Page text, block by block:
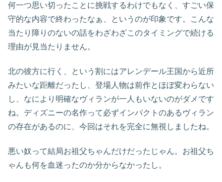
何一つ思い切ったことに挑戦するわけでもなく、すごい保
守的な内容で終わったなぁ、というのが印象です。こんな
当たり障りのないの話をわざわざこのタイミングで続ける
理由が見当たりません。
北の彼方に行く、という割にはアレンデール王国から近所
みたいな距離だったし、登場人物は前作とほぼ変わらない
し、なにより明確なヴィランが一人もいないのがダメです
ね。ディズニーの名作って必ずインパクトのあるヴィラン
の存在があるのに、今回はそれを完全に無視しましたね。
悪い奴って結局お祖父ちゃんだけだったじゃん。お祖父ち
ゃんも何を血迷ったのか分からなかったし。